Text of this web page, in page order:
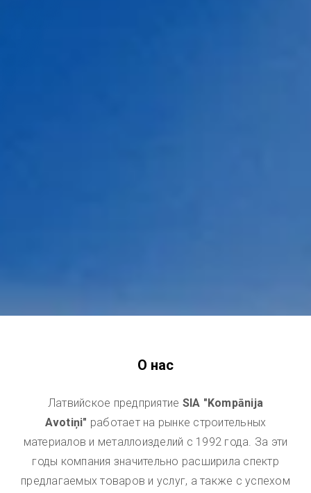
О нас
Латвийскоe предприятие SIA "Kompānija
Avotiņi" работает на рынке строительных
материалов и металлоизделий с 1992 года. За эти
годы компания значительно расширила спектр
предлагаемых товаров и услуг, а также с успехом